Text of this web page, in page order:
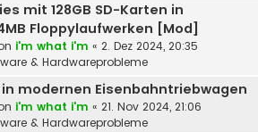
mit 128GB SD-Karten in
Floppylaufwerken [Mod]
i'm what i'm « 2. Dez 2024, 20:35
& Hardwareprobleme
in modernen Eisenbahntriebwagen
i'm what i'm « 21. Nov 2024, 21:06
& Hardwareprobleme